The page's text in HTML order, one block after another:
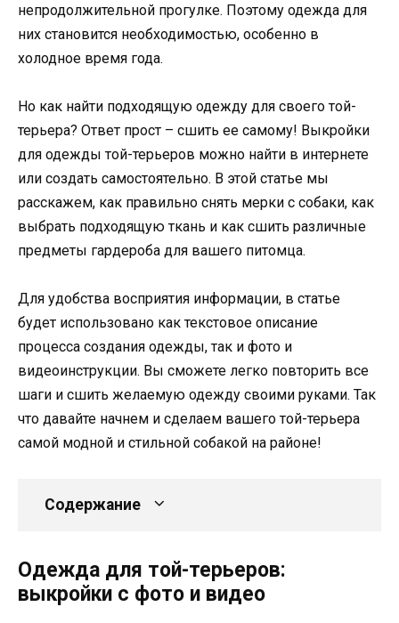
непродолжительной прогулке. Поэтому одежда для
них становится необходимостью, особенно в
холодное время года.
Но как найти подходящую одежду для своего той-
терьера? Ответ прост – сшить ее самому! Выкройки
для одежды той-терьеров можно найти в интернете
или создать самостоятельно. В этой статье мы
расскажем, как правильно снять мерки с собаки, как
выбрать подходящую ткань и как сшить различные
предметы гардероба для вашего питомца.
Для удобства восприятия информации, в статье
будет использовано как текстовое описание
процесса создания одежды, так и фото и
видеоинструкции. Вы сможете легко повторить все
шаги и сшить желаемую одежду своими руками. Так
что давайте начнем и сделаем вашего той-терьера
самой модной и стильной собакой на районе!
Содержание
Одежда для той-терьеров:
выкройки с фото и видео